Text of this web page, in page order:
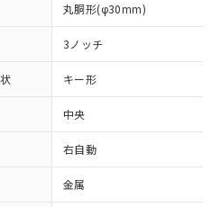
丸胴形(φ30mm)
3ノッチ
キー形
中央
右自動
金属